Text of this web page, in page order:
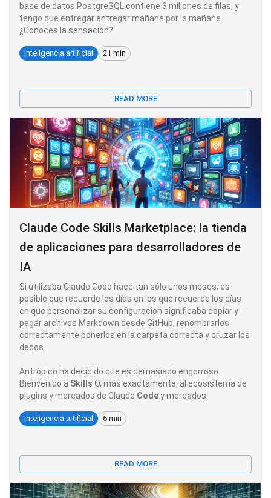
base de datos PostgreSQL contiene 3 millones de filas, y
tengo que entregar entregar mañana por la mañana.
¿Conoces la sensación?
Inteligencia artificial 21 min
READ MORE
Claude Code Skills Marketplace: la tienda
de aplicaciones para desarrolladores de
IA
Si utilizaba Claude Code hace tan sólo unos meses, es
posible que recuerde los días en los que recuerde los días
en que personalizar su configuración significaba copiar y
pegar archivos Markdown desde GitHub, renombrarlos
correctamente ponerlos en la carpeta correcta y cruzar los
dedos.
Antrópico ha decidido que es demasiado engorroso.
Bienvenido a Skills O, más exactamente, al ecosistema de
plugins y mercados de Claude Codey mercados.
Inteligencia artificial 6 min
READ MORE